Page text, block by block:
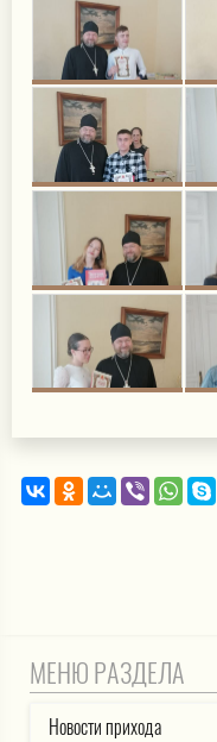
МЕНЮ РАЗДЕЛА
Новости прихода